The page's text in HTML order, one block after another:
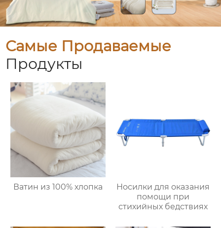
Самые Продаваемые
Продукты
Ватин из 100% хлопка
Носилки для оказания
помощи при
стихийных бедствиях